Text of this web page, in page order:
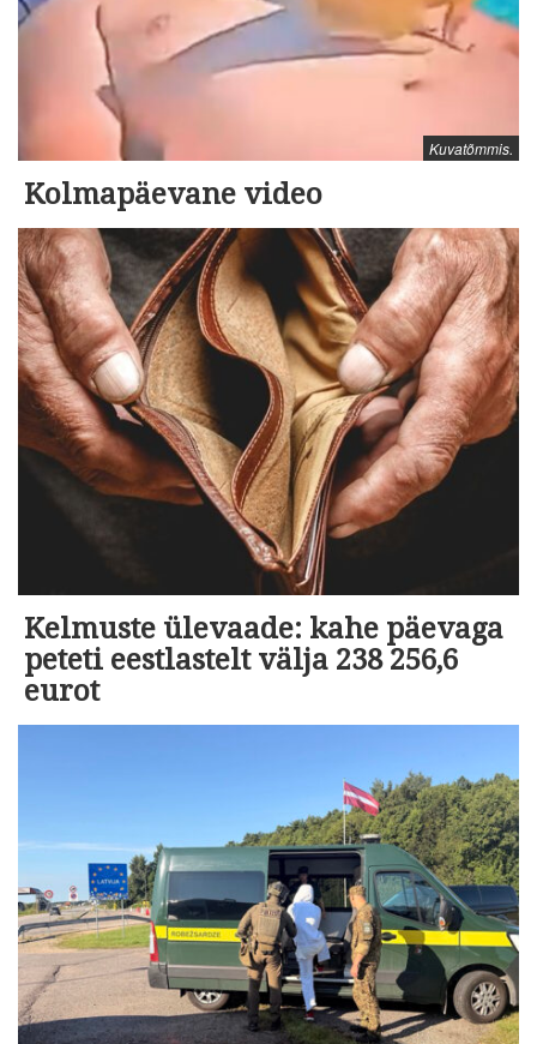
Kuvatõmmis.
Kolmapäevane video
Kelmuste ülevaade: kahe päevaga
peteti eestlastelt välja 238 256,6
eurot